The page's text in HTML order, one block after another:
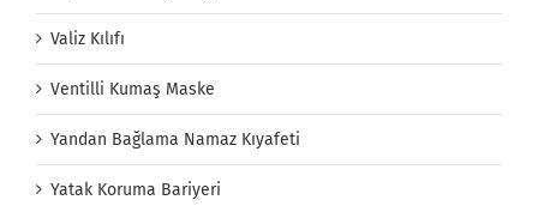
Valiz Kılıfı
Ventilli Kumaş Maske
Yandan Bağlama Namaz Kıyafeti
Yatak Koruma Bariyeri